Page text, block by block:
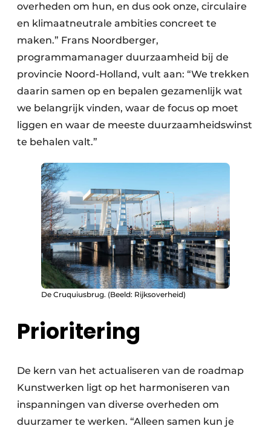
overheden om hun, en dus ook onze, circulaire
en klimaatneutrale ambities concreet te
maken.” Frans Noordberger,
programmamanager duurzaamheid bij de
provincie Noord-Holland, vult aan: “We trekken
daarin samen op en bepalen gezamenlijk wat
we belangrijk vinden, waar de focus op moet
liggen en waar de meeste duurzaamheidswinst
te behalen valt.”
De Cruquiusbrug. (Beeld: Rijksoverheid)
Prioritering
De kern van het actualiseren van de roadmap
Kunstwerken ligt op het harmoniseren van
inspanningen van diverse overheden om
duurzamer te werken. “Alleen samen kun je